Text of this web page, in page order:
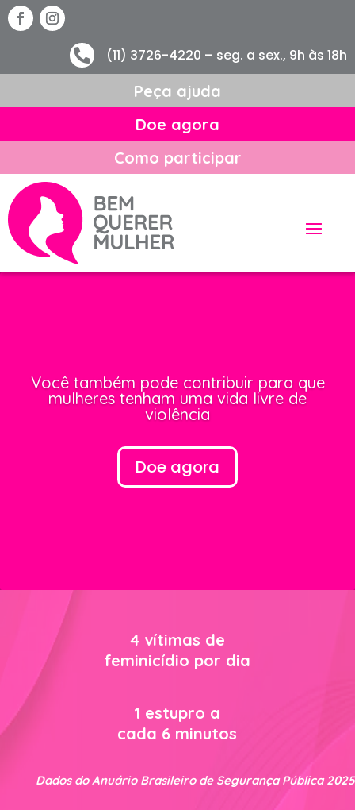
 (11) 3726-4220 – seg. a sex., 9h às 18h
Peça ajuda
Doe agora
Como participar
Você também pode contribuir para que
mulheres tenham uma vida livre de
violência
Doe agora
4 vítimas de
feminicídio por dia
1 estupro a
cada 6 minutos
Dados do Anuário Brasileiro de Segurança Pública 2025